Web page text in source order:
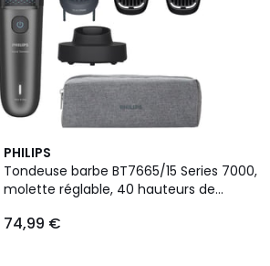
PHILIPS
Tondeuse barbe BT7665/15 Series 7000,
molette réglable, 40 hauteurs de
120 mn
74,99 €
3
/
5